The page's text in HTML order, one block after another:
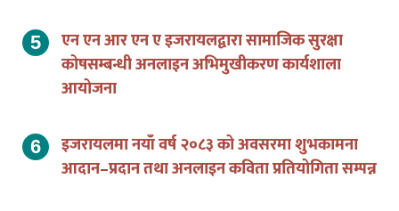
एन एन आर एन ए इजरायलद्वारा सामाजिक सुरक्षा
कोषसम्बन्धी अनलाइन अभिमुखीकरण कार्यशाला
आयोजना
इजरायलमा नयाँ वर्ष २०८३ को अवसरमा शुभकामना
आदान–प्रदान तथा अनलाइन कविता प्रतियोगिता सम्पन्न